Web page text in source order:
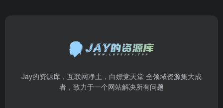
Jay的资源库，互联网净土，白嫖党天堂 全领域资源集大成
者，致力于一个网站解决所有问题